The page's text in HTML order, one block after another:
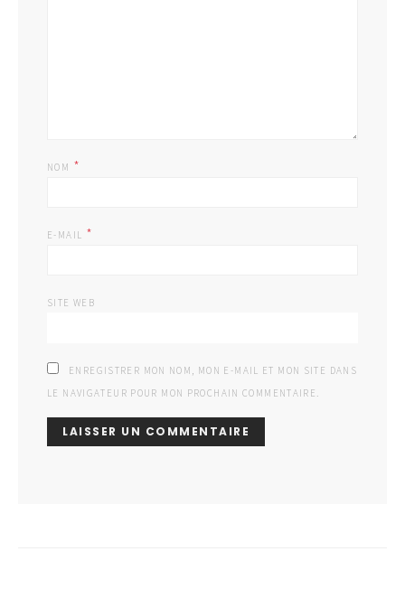
NOM *
E-MAIL *
SITE WEB
ENREGISTRER MON NOM, MON E-MAIL ET MON SITE DANS
LE NAVIGATEUR POUR MON PROCHAIN COMMENTAIRE.